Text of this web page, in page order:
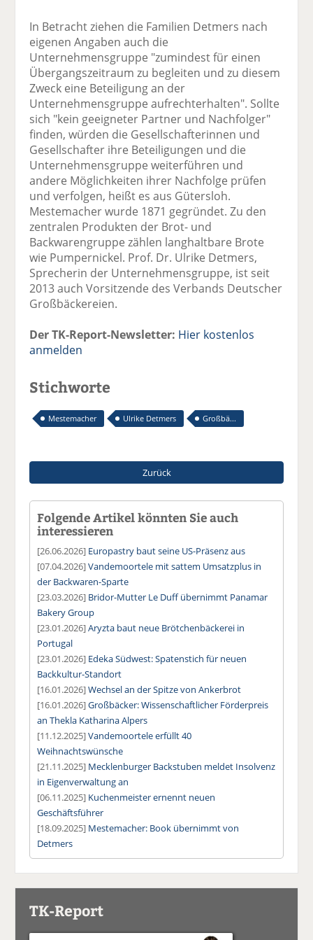
In Betracht ziehen die Familien Detmers nach
eigenen Angaben auch die
Unternehmensgruppe "zumindest für einen
Übergangszeitraum zu begleiten und zu diesem
Zweck eine Beteiligung an der
Unternehmensgruppe aufrechterhalten". Sollte
sich "kein geeigneter Partner und Nachfolger"
finden, würden die Gesellschafterinnen und
Gesellschafter ihre Beteiligungen und die
Unternehmensgruppe weiterführen und
andere Möglichkeiten ihrer Nachfolge prüfen
und verfolgen, heißt es aus Gütersloh.
Mestemacher wurde 1871 gegründet. Zu den
zentralen Produkten der Brot- und
Backwarengruppe zählen langhaltbare Brote
wie Pumpernickel. Prof. Dr. Ulrike Detmers,
Sprecherin der Unternehmensgruppe, ist seit
2013 auch Vorsitzende des Verbands Deutscher
Großbäckereien.
Der TK-Report-Newsletter: Hier kostenlos
anmelden
Stichworte
Mestemacher Ulrike Detmers Großbä...
Zurück
Folgende Artikel könnten Sie auch
interessieren
[26.06.2026] Europastry baut seine US-Präsenz aus
[07.04.2026]Vandemoortele mit sattem Umsatzplus in
der Backwaren-Sparte
[23.03.2026] Bridor-Mutter Le Duff übernimmt Panamar
Bakery Group
[23.01.2026]Aryzta baut neue Brötchenbäckerei in
Portugal
[23.01.2026] Edeka Südwest: Spatenstich für neuen
Backkultur-Standort
[16.01.2026]Wechsel an der Spitze von Ankerbrot
[16.01.2026]Großbäcker: Wissenschaftlicher Förderpreis
an Thekla Katharina Alpers
[11.12.2025]Vandemoortele erfüllt 40
Weihnachtswünsche
[21.11.2025] Mecklenburger Backstuben meldet Insolvenz
in Eigenverwaltung an
[06.11.2025] Kuchenmeister ernennt neuen
Geschäftsführer
[18.09.2025] Mestemacher: Book übernimmt von
Detmers
TK-Report